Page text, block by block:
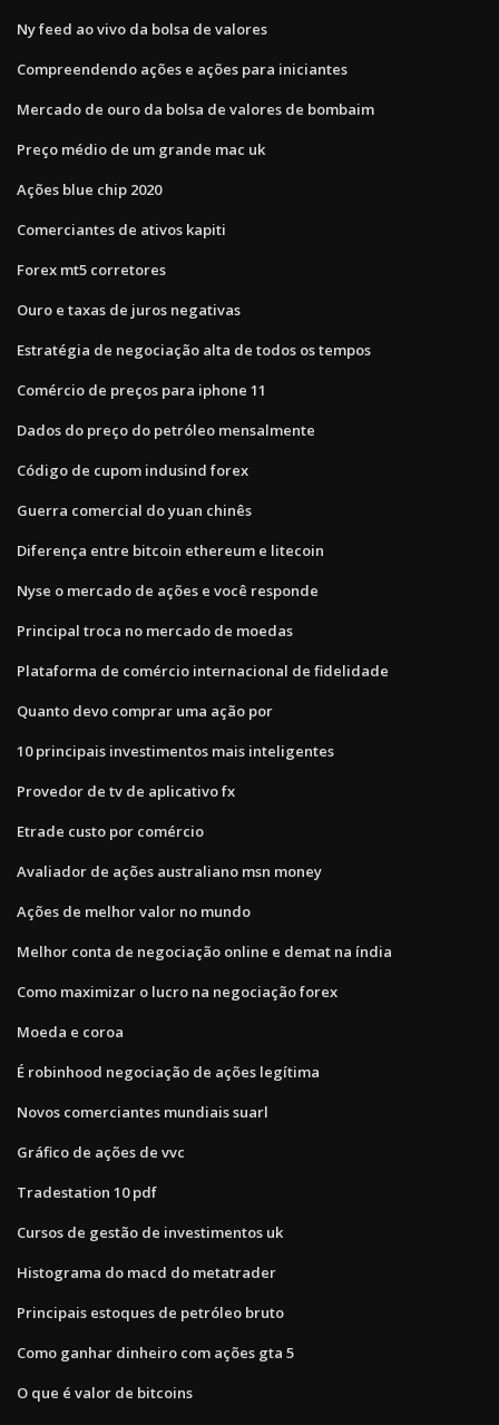
Ny feed ao vivo da bolsa de valores
Compreendendo ações e ações para iniciantes
Mercado de ouro da bolsa de valores de bombaim
Preço médio de um grande mac uk
Ações blue chip 2020
Comerciantes de ativos kapiti
Forex mt5 corretores
Ouro e taxas de juros negativas
Estratégia de negociação alta de todos os tempos
Comércio de preços para iphone 11
Dados do preço do petróleo mensalmente
Código de cupom indusind forex
Guerra comercial do yuan chinês
Diferença entre bitcoin ethereum e litecoin
Nyse o mercado de ações e você responde
Principal troca no mercado de moedas
Plataforma de comércio internacional de fidelidade
Quanto devo comprar uma ação por
10 principais investimentos mais inteligentes
Provedor de tv de aplicativo fx
Etrade custo por comércio
Avaliador de ações australiano msn money
Ações de melhor valor no mundo
Melhor conta de negociação online e demat na índia
Como maximizar o lucro na negociação forex
Moeda e coroa
É robinhood negociação de ações legítima
Novos comerciantes mundiais suarl
Gráfico de ações de vvc
Tradestation 10 pdf
Cursos de gestão de investimentos uk
Histograma do macd do metatrader
Principais estoques de petróleo bruto
Como ganhar dinheiro com ações gta 5
O que é valor de bitcoins